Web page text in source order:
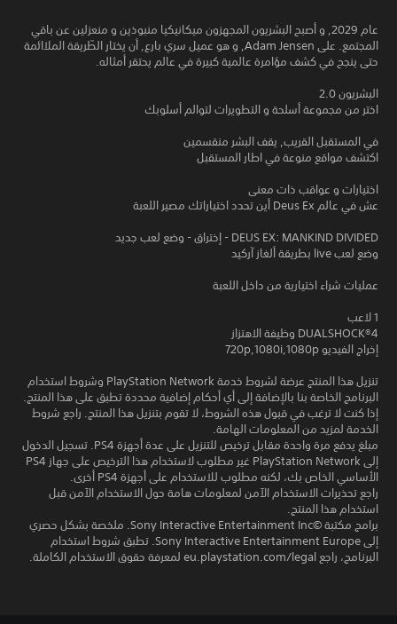
عام 2029, و أصبح البشريون المجهزون ميكانيكيا منبوذين و منعزلين عن باقي
المجتمع. على Adam Jensen, و هو عميل سري بارع, أن يختار الطّريقة الملاائمة
حتى ينجح في كشف مؤامرة عالمية كبيرة في عالم يحتقر أمثاله.
البشريون 2.0
اختر من مجموعة أسلحة و التطويرات لتوالم أسلوبك
في المستقبل القريب, يقف البشر منقسمين
اكتشف مواقع منوعة في اطار المستقبل
اختيارات و عواقب ذات معنى
عش في عالم Deus Ex أين تحدد اختياراتك مصير اللعبة
DEUS EX: MANKIND DIVIDED - إختراق - وضع لعب جديد
وضع لعب live بطريقة ألغاز آركيد
عمليات شراء اختيارية من داخل اللعبة
1 لاعب
DUALSHOCK‎®4 وظيفة الاهتزاز
إخراج الفيديو 720p,1080i,1080p
تنزيل هذا المنتج عرضة لشروط خدمة PlayStation Network وشروط استخدام
البرنامج الخاصة بنا بالإضافة إلى أي أحكام إضافية محددة تطبق على هذا المنتج.
إذا كنت لا ترغب في قبول هذه الشروط، لا تقوم بتنزيل هذا المنتج. راجع شروط
الخدمة لمزيد من المعلومات الهامة.
مبلغ يدفع مرة واحدة مقابل ترخيص للتنزيل على عدة أجهزة PS4. تسجيل الدخول
إلى PlayStation Network غير مطلوب لاستخدام هذا الترخيص على جهاز PS4
الأساسي الخاص بك، لكنه مطلوب للاستخدام على أجهزة PS4 أخرى.
راجع تحذيرات الاستخدام الآمن لمعلومات هامة حول الاستخدام الآمن قبل
استخدام هذا المنتج.
برامج مكتبة ©Sony Interactive Entertainment Inc. ملخصة بشكل حصري
إلى Sony Interactive Entertainment Europe. تطبق شروط استخدام
البرنامج، راجع eu.playstation.com/legal لمعرفة حقوق الاستخدام الكاملة.